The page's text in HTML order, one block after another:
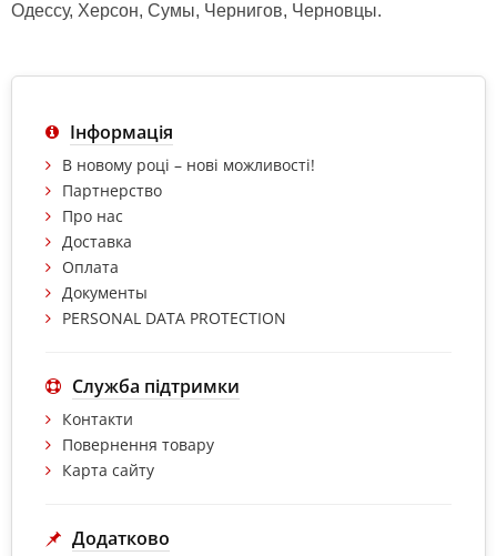
Одессу, Херсон, Сумы, Чернигов, Черновцы.
Інформація
В новому році – нові можливості!
Партнерство
Про нас
Доставка
Оплата
Документы
PERSONAL DATA PROTECTION
Служба підтримки
Контакти
Повернення товару
Карта сайту
Додатково